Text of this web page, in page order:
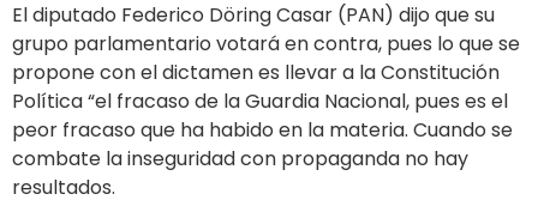
El diputado Federico Döring Casar (PAN) dijo que su
grupo parlamentario votará en contra, pues lo que se
propone con el dictamen es llevar a la Constitución
Política “el fracaso de la Guardia Nacional, pues es el
peor fracaso que ha habido en la materia. Cuando se
combate la inseguridad con propaganda no hay
resultados.